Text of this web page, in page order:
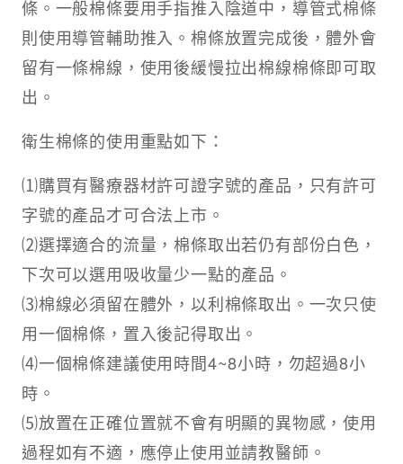
條。一般棉條要用手指推入陰道中，導管式棉條
則使用導管輔助推入。棉條放置完成後，體外會
留有一條棉線，使用後緩慢拉出棉線棉條即可取
出。
衛生棉條的使用重點如下：
⑴購買有醫療器材許可證字號的產品，只有許可
字號的產品才可合法上市。
⑵選擇適合的流量，棉條取出若仍有部份白色，
下次可以選用吸收量少一點的產品。
⑶棉線必須留在體外，以利棉條取出。一次只使
用一個棉條，置入後記得取出。
⑷一個棉條建議使用時間4~8小時，勿超過8小
時。
⑸放置在正確位置就不會有明顯的異物感，使用
過程如有不適，應停止使用並請教醫師。